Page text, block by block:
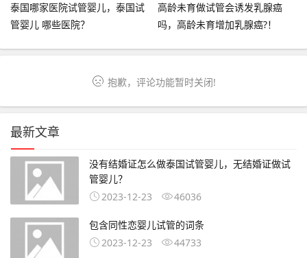
泰国哪家医院试管婴儿，泰国试
管婴儿 哪些医院？
高龄未育做试管会诱发乳腺癌
吗，高龄未育增加乳腺癌?！
抱歉，评论功能暂时关闭!
最新文章
没有结婚证怎么做泰国试管婴儿，无结婚证做试
管婴儿？
2023-12-23
46036
包含同性恋婴儿试管的词条
2023-12-23
44733